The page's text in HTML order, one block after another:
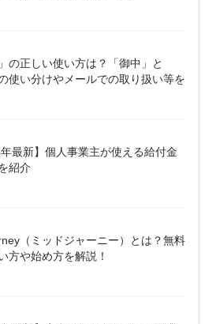
の正しい使い方は？「御中」と
の使い分けやメールでの取り扱い等を
年最新】個人事業主が使える給付金
紹介
（ミッドジャーニー）とは？無料
方や始め方を解説！